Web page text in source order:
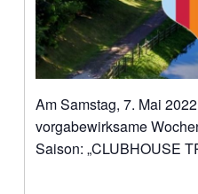
Am Samstag, 7. Mai
vorgabewirksame
Saison: „CLUBHOUSE